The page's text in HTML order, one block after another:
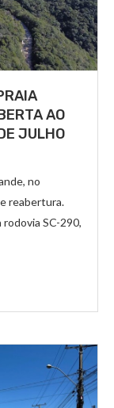
AO
JULHO
no
reabertura.
SC-290,